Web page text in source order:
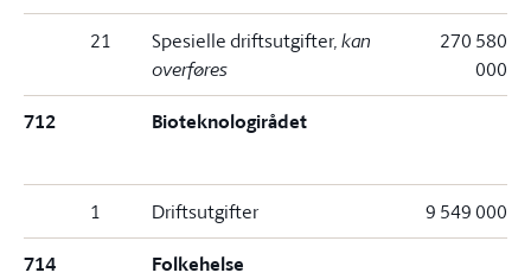
21 Spesielle driftsutgifter, kan
overføres
270 580
000
712 Bioteknologirådet
1 Driftsutgifter 9 549 000
714 Folkehelse